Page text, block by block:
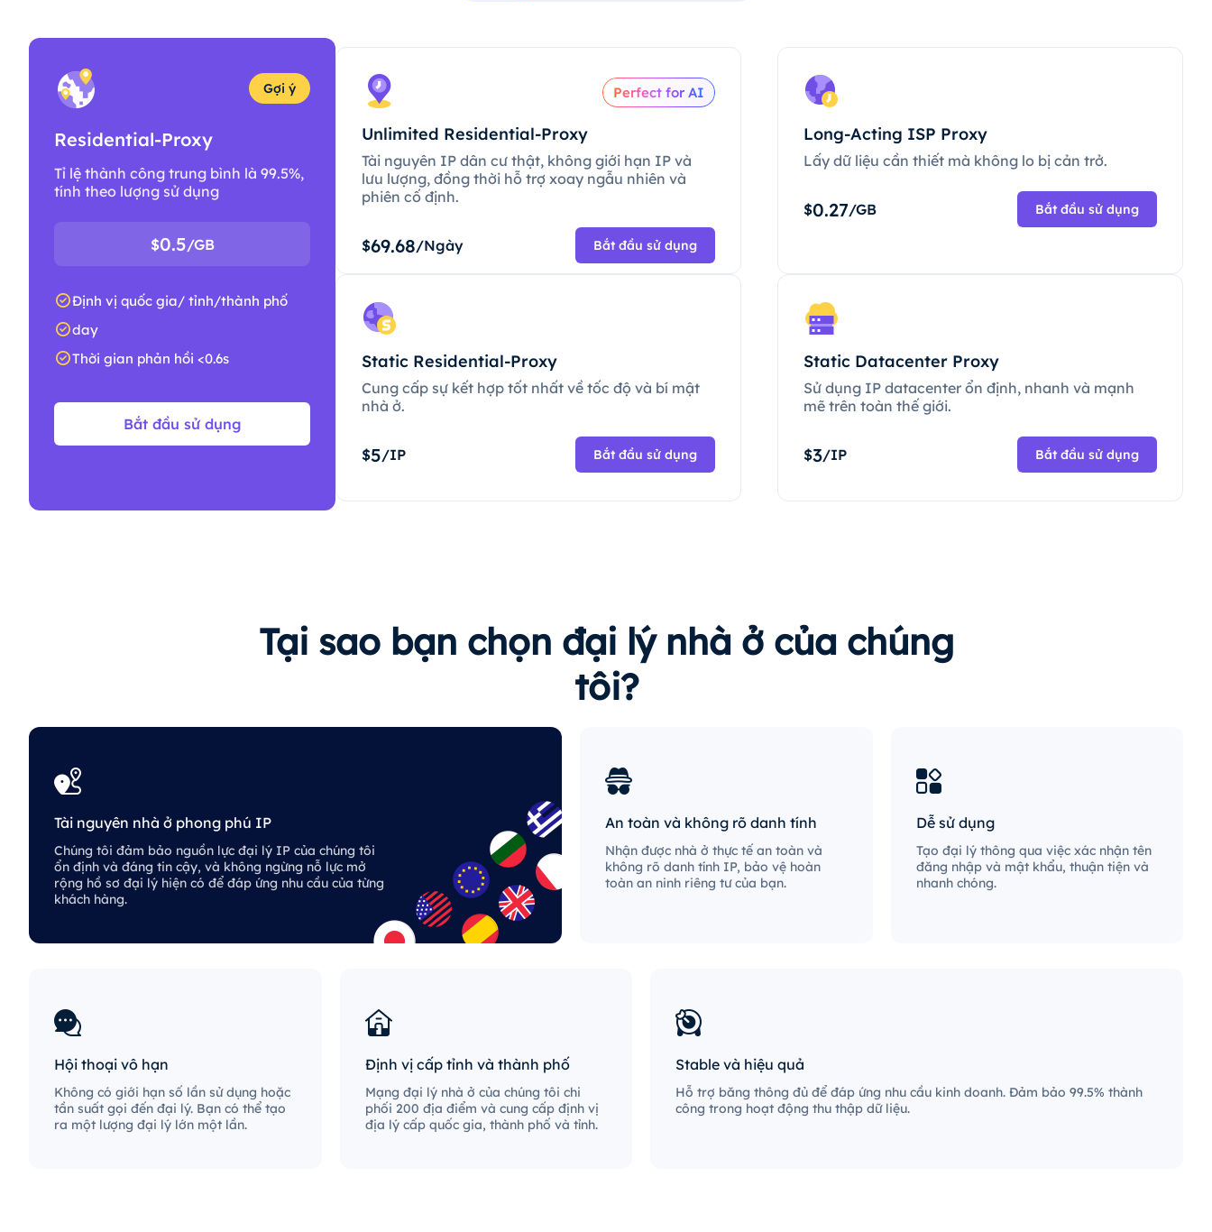
Gợi ý
Residential-Proxy
Tỉ lệ thành công trung bình là 99.5%,
tính theo lượng sử dụng
$0.5/GB
Định vị quốc gia/ tỉnh/thành phố
day
Thời gian phản hồi <0.6s
Bắt đầu sử dụng
Perfect for AI
Unlimited Residential-Proxy
Tài nguyên IP dân cư thật, không giới hạn IP và
lưu lượng, đồng thời hỗ trợ xoay ngẫu nhiên và
phiên cố định.
$69.68/Ngày Bắt đầu sử dụng
Long-Acting ISP Proxy
Lấy dữ liệu cần thiết mà không lo bị cản trở.
$0.27/GB Bắt đầu sử dụng
Static Residential-Proxy
Cung cấp sự kết hợp tốt nhất về tốc độ và bí mật
nhà ở.
$5/IP Bắt đầu sử dụng
Static Datacenter Proxy
Sử dụng IP datacenter ổn định, nhanh và mạnh
mẽ trên toàn thế giới.
$3/IP Bắt đầu sử dụng
Tại sao bạn chọn đại lý nhà ở của chúng
tôi?
Tài nguyên nhà ở phong phú IP
Chúng tôi đảm bảo nguồn lực đại lý IP của chúng tôi
ổn định và đáng tin cậy, và không ngừng nỗ lực mở
rộng hồ sơ đại lý hiện có để đáp ứng nhu cầu của từng
khách hàng.
An toàn và không rõ danh tính
Nhận được nhà ở thực tế an toàn và
không rõ danh tính IP, bảo vệ hoàn
toàn an ninh riêng tư của bạn.
Dễ sử dụng
Tạo đại lý thông qua việc xác nhận tên
đăng nhập và mật khẩu, thuận tiện và
nhanh chóng.
Hội thoại vô hạn
Không có giới hạn số lần sử dụng hoặc
tần suất gọi đến đại lý. Bạn có thể tạo
ra một lượng đại lý lớn một lần.
Định vị cấp tỉnh và thành phố
Mạng đại lý nhà ở của chúng tôi chi
phối 200 địa điểm và cung cấp định vị
địa lý cấp quốc gia, thành phố và tỉnh.
Stable và hiệu quả
Hỗ trợ băng thông đủ để đáp ứng nhu cầu kinh doanh. Đảm bảo 99.5% thành
công trong hoạt động thu thập dữ liệu.